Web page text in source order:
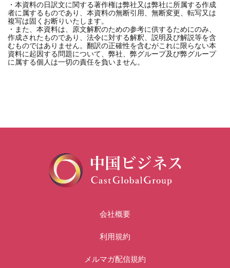
・本資料の日訳文に関する著作権は弊社又は弊社に所属する作成
者に属するものであり、本資料の無断引用、無断変更、転写又は
複写は固くお断りいたします。
・また、本資料は、原文解釈のための参考に供するためにのみ、
作成されたものであり、法令に対する解釈、説明及び解説等を含
むものではありません。翻訳の正確性を含むがこれに限らない本
資料に起因する問題について、弊社、弊グループ及び弊グループ
に属する個人は一切の責任を負いません。
会社概要
利用規約
メルマガ配信規約